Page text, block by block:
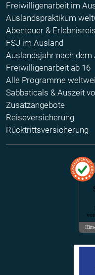
Freiwilligenarbeit im
Auslandspraktikum
Abenteuer &
FSJ im Ausland
Auslandsjahr nach dem
Freiwilligenarbeit ab 16
Alle Programme
Sabbaticals & Auszeit
Zusatzangebote
Reiseversicherung
Rücktrittsversicherung